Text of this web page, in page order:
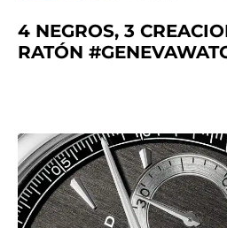
4 NEGROS, 3
RATÓN